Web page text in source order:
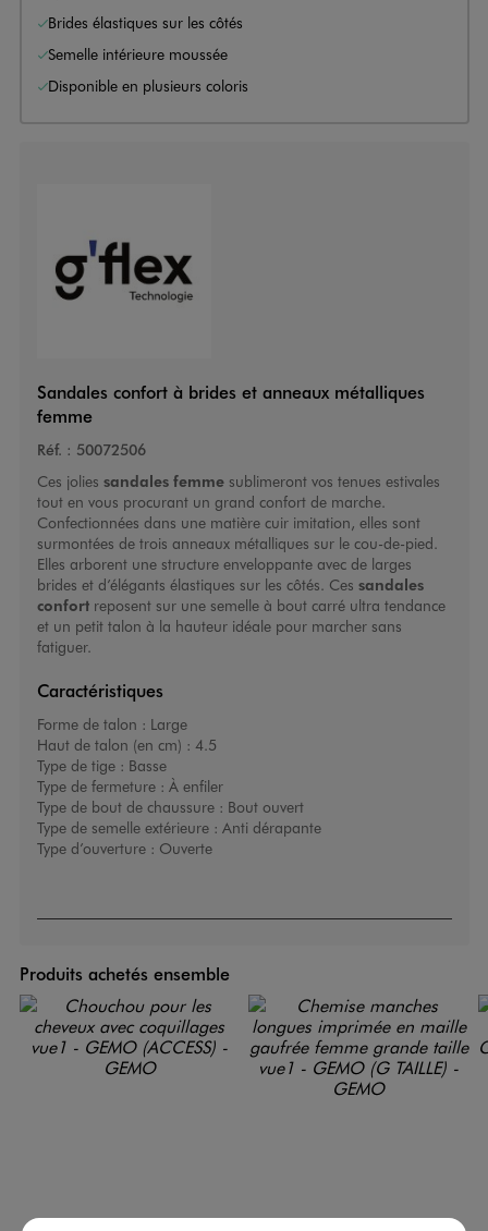
Brides élastiques sur les côtés
Semelle intérieure moussée
Disponible en plusieurs coloris
Sandales confort à brides et anneaux métalliques
femme
Réf. : 50072506
Ces jolies sandales femmesublimeront vos tenues estivales
tout en vous procurant un grand confort de marche.
Confectionnées dans une matière cuir imitation, elles sont
surmontées de trois anneaux métalliques sur le cou-de-pied.
Elles arborent une structure enveloppante avec de larges
brides et d’élégants élastiques sur les côtés. Ces sandales
confortreposent sur une semelle à bout carré ultra tendance
et un petit talon à la hauteur idéale pour marcher sans
fatiguer.
Caractéristiques
Forme de talon : Large
Haut de talon (en cm) : 4.5
Type de tige : Basse
Type de fermeture : À enfiler
Type de bout de chaussure : Bout ouvert
Type de semelle extérieure : Anti dérapante
Type d’ouverture : Ouverte
Produits achetés ensemble